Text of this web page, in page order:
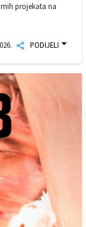
projekata na
PODIJELI